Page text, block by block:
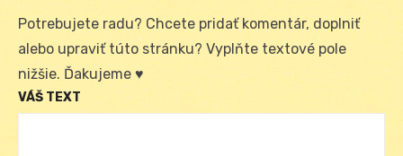
Potrebujete radu? Chcete pridať komentár, doplniť
alebo upraviť túto stránku? Vyplňte textové pole
nižšie. Ďakujeme ♥
VÁŠ TEXT